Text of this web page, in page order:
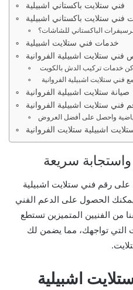
فني ستلايت باكستاني اشبيلية
الباكستاني للشاشات؟
فني ستلايت اشبيلية الفروانية
خدمات تركيب الدش بالكويت
ستلايت اشبيلية الفروانية
صيانة ستلايت اشبيلية الفروانية
فني ستلايت اشبيلية الفروانية
واحصل على أفضل العروض
اشبيلية ستلايت الفروانية
سريعة
على رقم فني ستلايت اشبيلية
مدار الـ 24 ساعة، يمكنك الحصول على الدعم الفني
من الفنيين المتميزين تستطع
تواجهك، مما يضمن لك
اشبيلية